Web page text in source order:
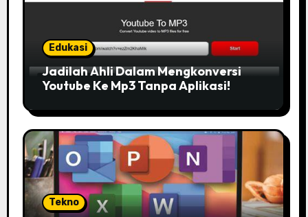
Edukasi
Jadilah Ahli Dalam Mengkonversi
Youtube Ke Mp3 Tanpa Aplikasi!
Tekno